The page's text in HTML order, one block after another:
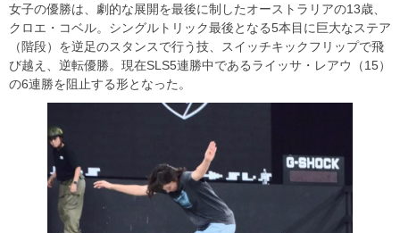
女子の優勝は、劇的な展開を最後に制したオーストラリアの13歳、
クロエ・コベル。シングルトリック最後となる5本目に巨大なステア
（階段）を逆足のスタンスで行う技、スイッチキックフリップで飛
び越え、逆転優勝。現在SLS5連勝中であるライッサ・レアウ（15）
の6連勝を阻止する形となった。